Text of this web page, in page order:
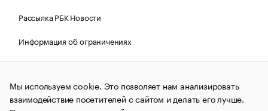
Рассылка РБК Новости
Информация об ограничениях
Правовая информация
О соблюдении авторских прав
© АО «РОСБИЗНЕСКОНСАЛТИНГ»,1995–2026.Сообщения
и материалы информационного агентства «РБК»
(зарегистрировано Федеральной службой по надзору в сфере
Мы используем cookie. Это позволяет нам анализировать
взаимодействие посетителей с сайтом и делать его лучше.